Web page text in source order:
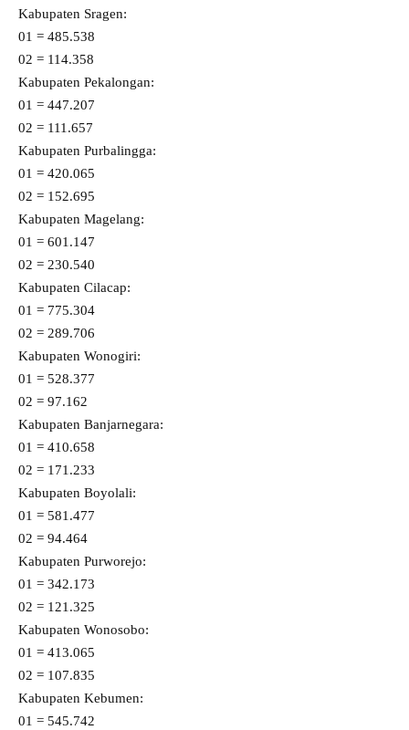
Kabupaten Sragen:
01 = 485.538
02 = 114.358
Kabupaten Pekalongan:
01 = 447.207
02 = 111.657
Kabupaten Purbalingga:
01 = 420.065
02 = 152.695
Kabupaten Magelang:
01 = 601.147
02 = 230.540
Kabupaten Cilacap:
01 = 775.304
02 = 289.706
Kabupaten Wonogiri:
01 = 528.377
02 = 97.162
Kabupaten Banjarnegara:
01 = 410.658
02 = 171.233
Kabupaten Boyolali:
01 = 581.477
02 = 94.464
Kabupaten Purworejo:
01 = 342.173
02 = 121.325
Kabupaten Wonosobo:
01 = 413.065
02 = 107.835
Kabupaten Kebumen:
01 = 545.742